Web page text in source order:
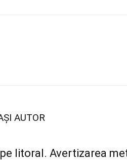
AUTOR
pe litoral. Avertizarea